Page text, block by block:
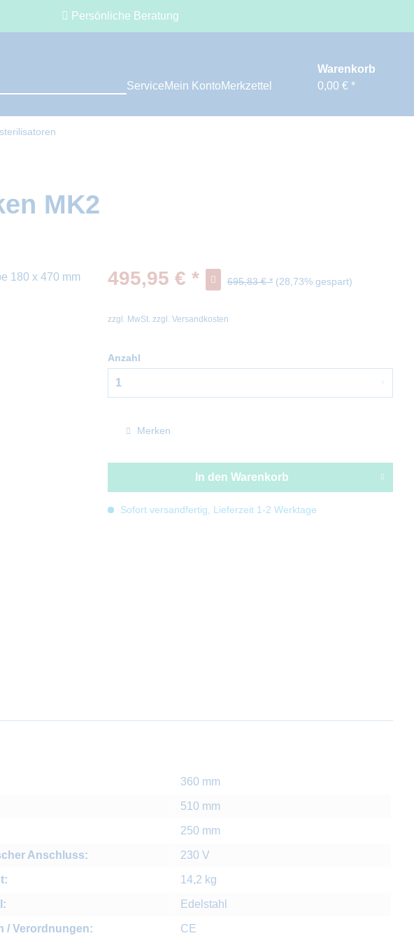
Persönliche Beratung
ServiceMein KontoMerkzettel
Warenkorb
0,00 € *
MK2
180 x 470 mm
495,95 € * 695,83 € * (28,73% gespart)
zzgl. MwSt. zzgl. Versandkosten
Anzahl
Merken
In den Warenkorb
Sofort versandfertig, Lieferzeit 1-2 Werktage
360 mm
510 mm
250 mm
Anschluss: 230 V
14,2 kg
Edelstahl
/ Verordnungen: CE